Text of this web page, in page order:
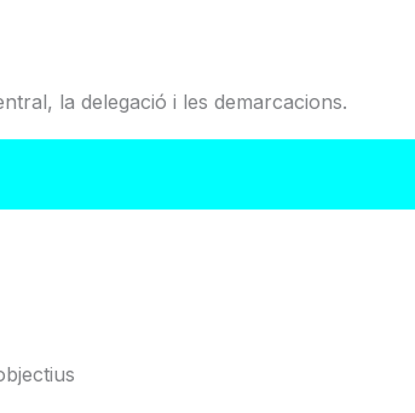
la delegació i les demarcacions.